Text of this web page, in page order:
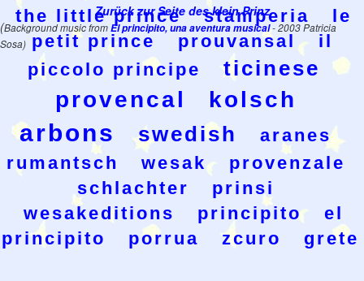
the little prince
stamperia
le
petit prince
prouvansal
il
piccolo principe
ticinese
provencal kolsch
arbons swedish
aranes
rumantsch
wesak
provenzale
schlachter
prinsi
wesakeditions
principito
el
principito
porrua zcuro grete
Zurück zur Seite des klein Prinz
(Background music fromEl principito, una aventura musical- 2003 Patricia
Sosa)